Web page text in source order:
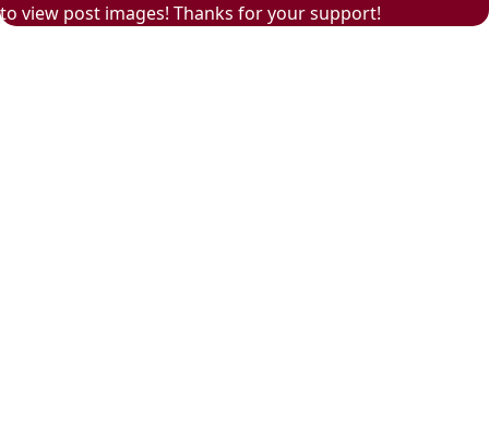
to view post images! Thanks for your support!